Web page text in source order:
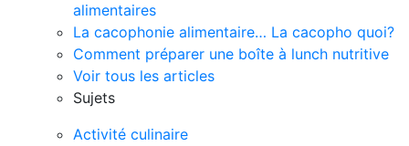
alimentaires
La cacophonie alimentaire… La cacopho quoi?
Comment préparer une boîte à lunch nutritive
Voir tous les articles
Sujets
Activité culinaire